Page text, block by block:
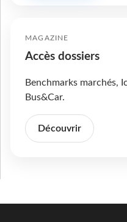
MAGAZINE
Accès dossiers
Benchmarks marchés,
Bus&Car.
Découvrir